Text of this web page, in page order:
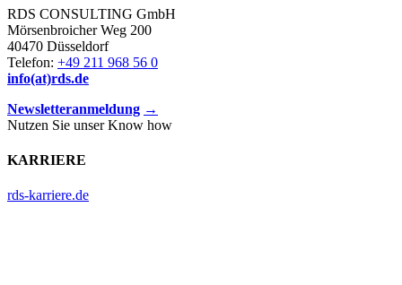
RDS CONSULTING GmbH
Mörsenbroicher Weg 200
40470 Düsseldorf
Telefon: +49 211 968 56 0
info(at)rds.de
Newsletteranmeldung →
Nutzen Sie unser Know how
KARRIERE
rds-karriere.de